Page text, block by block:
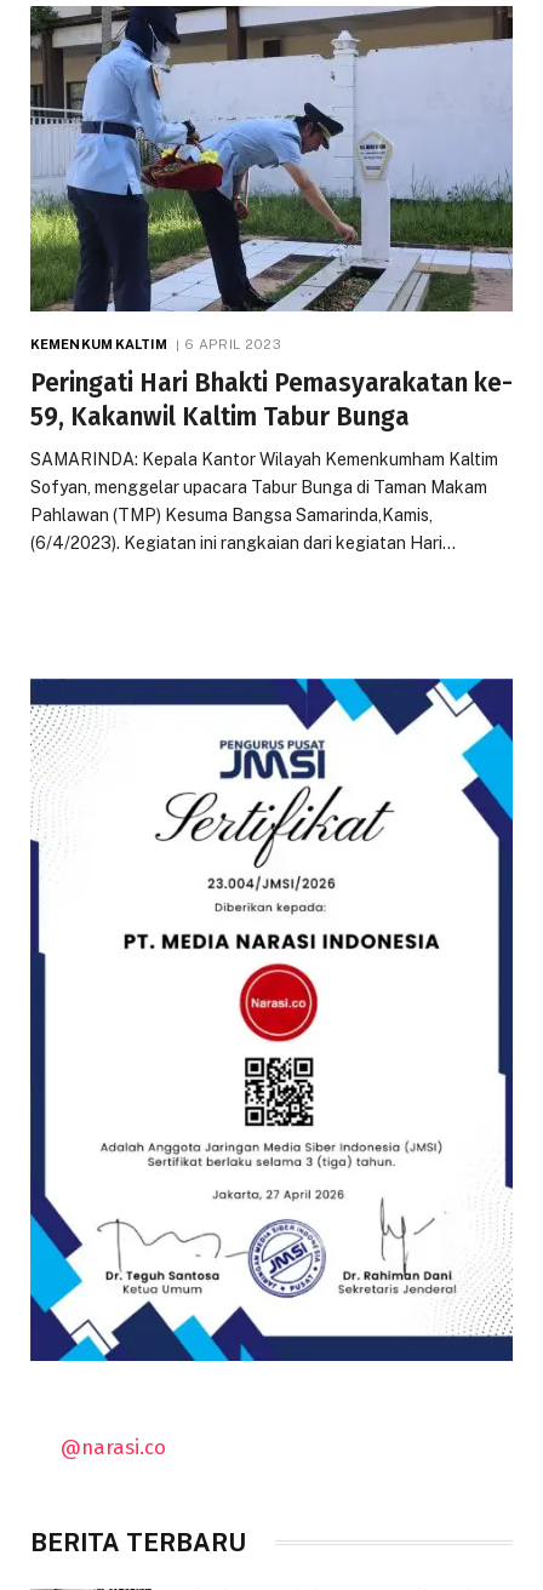
KEMENKUM KALTIM 6 APRIL 2023
Peringati Hari Bhakti Pemasyarakatan ke-
59, Kakanwil Kaltim Tabur Bunga
SAMARINDA: Kepala Kantor Wilayah Kemenkumham Kaltim
Sofyan, menggelar upacara Tabur Bunga di Taman Makam
Pahlawan (TMP) Kesuma Bangsa Samarinda,Kamis,
(6/4/2023). Kegiatan ini rangkaian dari kegiatan Hari…
@narasi.co
BERITA TERBARU